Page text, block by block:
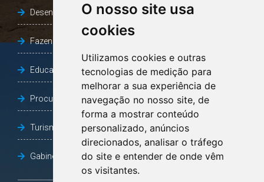
O nosso site usa
cookies
Utilizamos cookies e outras
tecnologias de medição para
melhorar a sua experiência de
navegação no nosso site, de
forma a mostrar conteúdo
personalizado, anúncios
direcionados, analisar o tráfego
do site e entender de onde vêm
os visitantes.
Desenvolvimento Social
Fazenda e Desenvolvimento Econômico
Educação
Procuradoria Geral do Município
Turismo, Desporto e Cultura
Gabinete Vice-Prefeito